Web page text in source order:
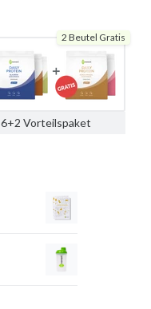
2 Beutel Gratis
6+2 Vorteilspaket